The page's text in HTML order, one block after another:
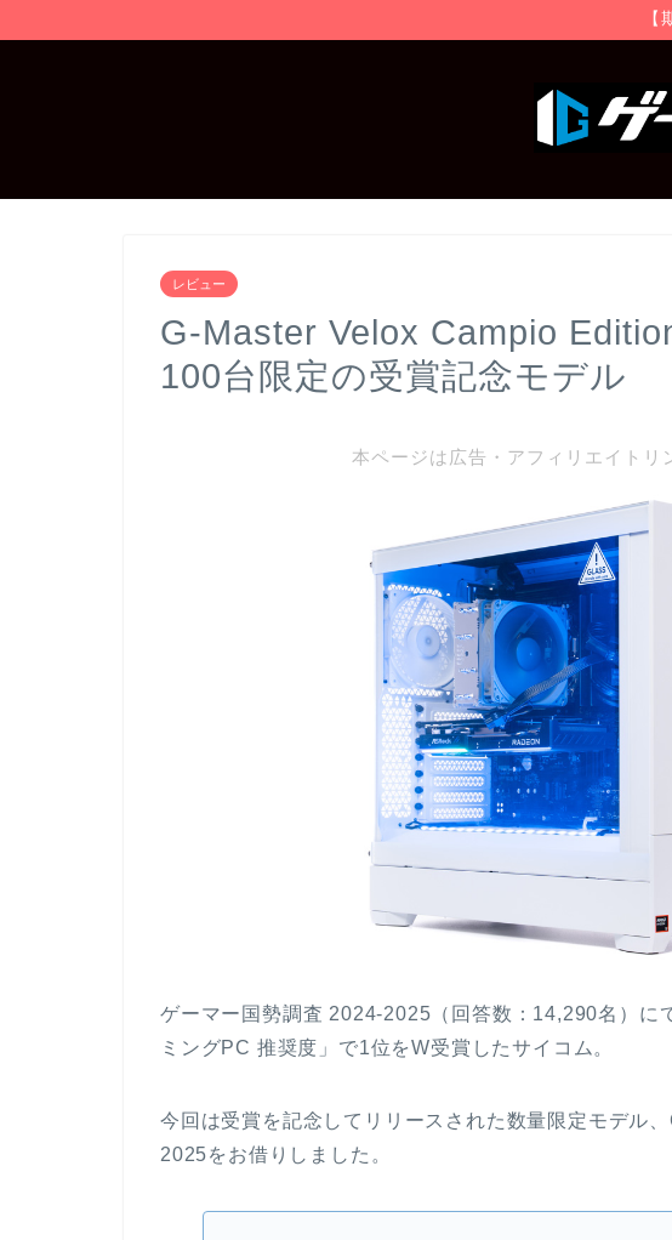
【
レビュー
G-Master Velox Campio
100台限定の受賞記念モデル
本ページは広告・アフィリエイトリ
ゲーマー国勢調査 2024-2025（回答数：14,290名）に
ミングPC 推奨度」で1位をW受賞したサイコム。
今回は受賞を記念してリリースされた数量限定モデル
2025をお借りしました。